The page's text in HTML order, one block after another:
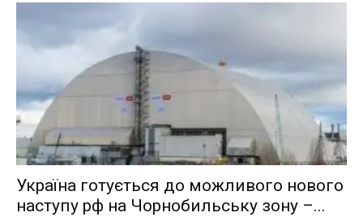
Україна готується до можливого нового
наступу рф на Чорнобильську зону –...